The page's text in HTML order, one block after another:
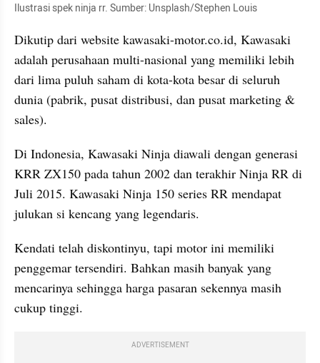
Ilustrasi spek ninja rr. Sumber: Unsplash/Stephen Louis
Dikutip dari website kawasaki-motor.co.id, Kawasaki
adalah perusahaan multi-nasional yang memiliki lebih
dari lima puluh saham di kota-kota besar di seluruh
dunia (pabrik, pusat distribusi, dan pusat marketing &
sales).
Di Indonesia, Kawasaki Ninja diawali dengan generasi
KRR ZX150 pada tahun 2002 dan terakhir Ninja RR di
Juli 2015. Kawasaki Ninja 150 series RR mendapat
julukan si kencang yang legendaris.
Kendati telah diskontinyu, tapi motor ini memiliki
penggemar tersendiri. Bahkan masih banyak yang
mencarinya sehingga harga pasaran sekennya masih
cukup tinggi.
ADVERTISEMENT